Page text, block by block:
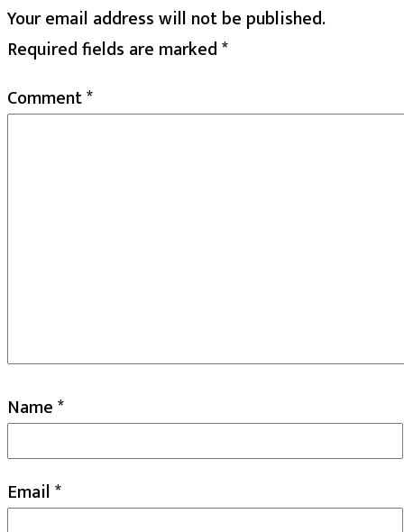
Your email address will not be published.
Required fields are marked*
Comment*
Name*
Email*